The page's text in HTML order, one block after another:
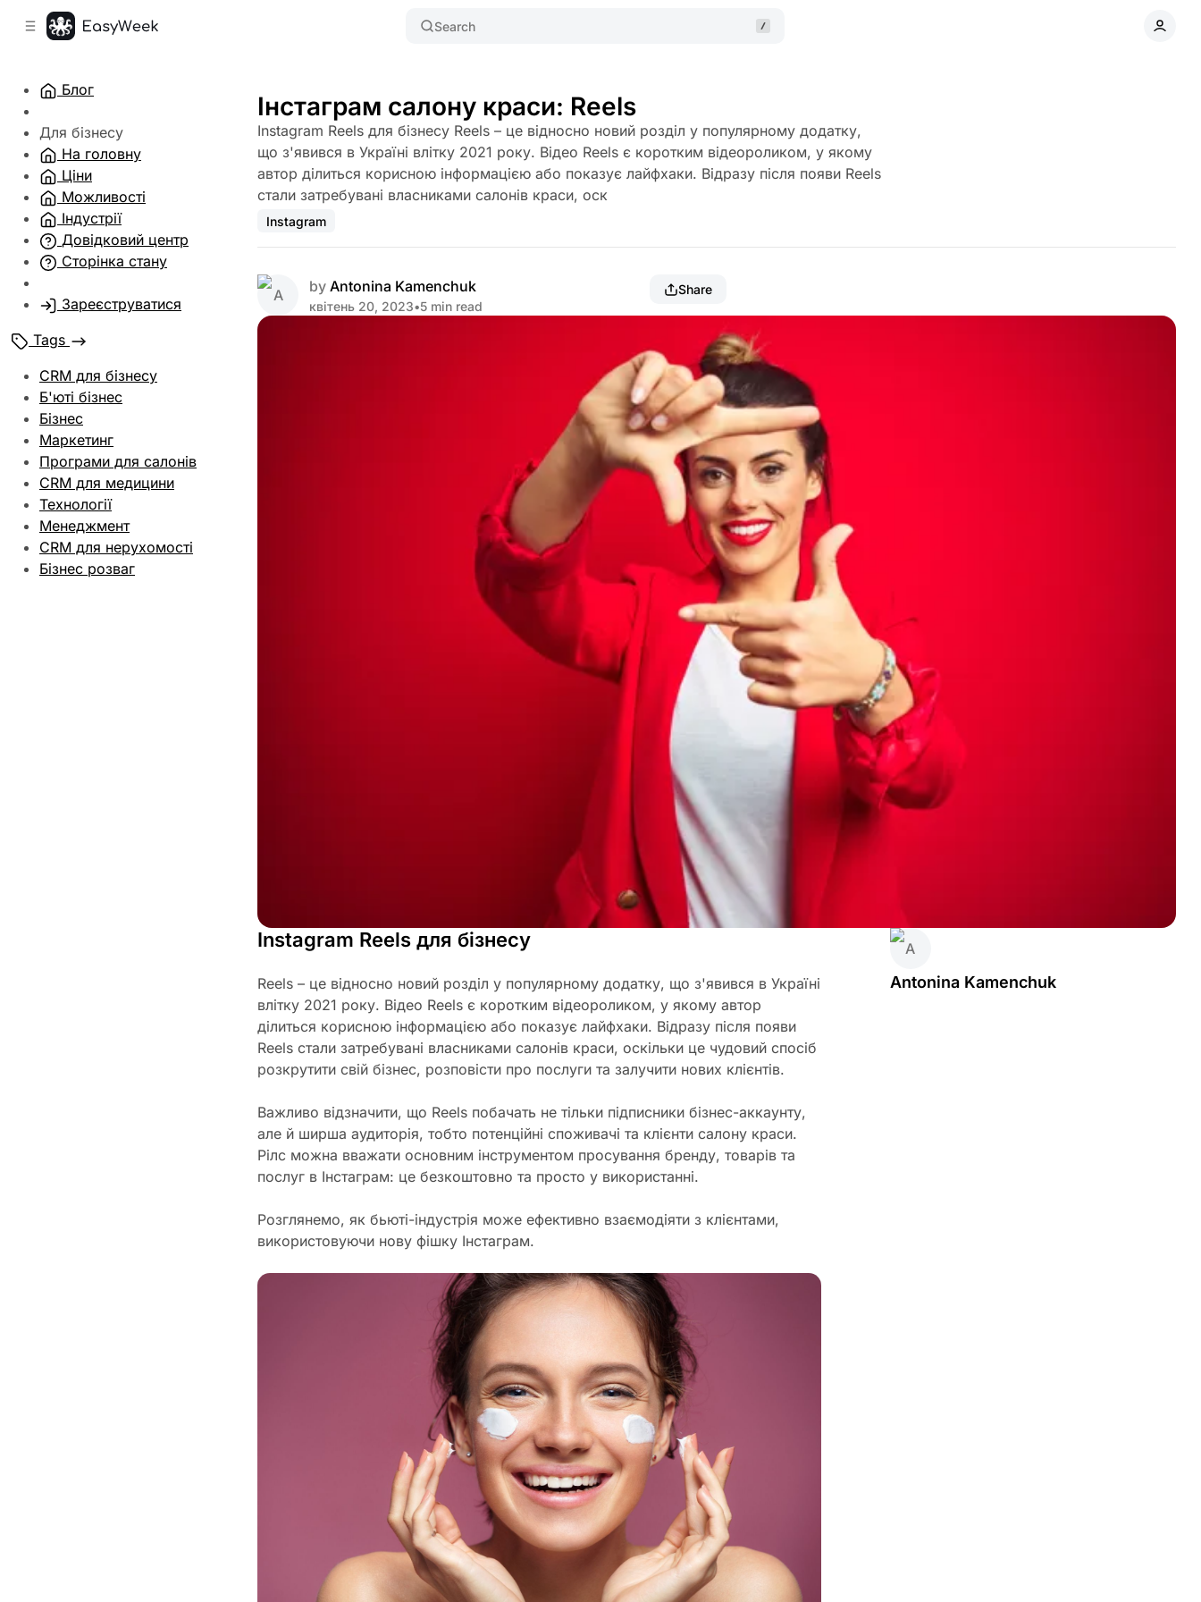
Search
Блог
Для бізнесу
На головну
Ціни
Можливості
Індустрії
Довідковий центр
Сторінка стану
Зареєструватися
Tags
CRM для бізнесу
Б'юті бізнес
Бізнес
Маркетинг
Програми для салонів
CRM для медицини
Технології
Менеджмент
CRM для нерухомості
Бізнес розваг
Інстаграм салону краси: Reels
Instagram Reels для бізнесу Reels – це відносно новий розділ у популярному додатку,
що з'явився в Україні влітку 2021 року. Відео Reels є коротким відеороликом, у якому
автор ділиться корисною інформацією або показує лайфхаки. Відразу після появи Reels
стали затребувані власниками салонів краси, оск
Instagram
by Antonina Kamenchuk
квітень 20, 2023•5 min read
Share
Instagram Reels для бізнесу
Reels – це відносно новий розділ у популярному додатку, що з'явився в Україні
влітку 2021 року. Відео Reels є коротким відеороликом, у якому автор
ділиться корисною інформацією або показує лайфхаки. Відразу після появи
Reels стали затребувані власниками салонів краси, оскільки це чудовий спосіб
розкрутити свій бізнес, розповісти про послуги та залучити нових клієнтів.
Важливо відзначити, що Reels побачать не тільки підписники бізнес-аккаунту,
але й ширша аудиторія, тобто потенційні споживачі та клієнти салону краси.
Рілс можна вважати основним інструментом просування бренду, товарів та
послуг в Інстаграм: це безкоштовно та просто у використанні.
Розглянемо, як бьюті-індустрія може ефективно взаємодіяти з клієнтами,
використовуючи нову фішку Інстаграм.
Antonina Kamenchuk